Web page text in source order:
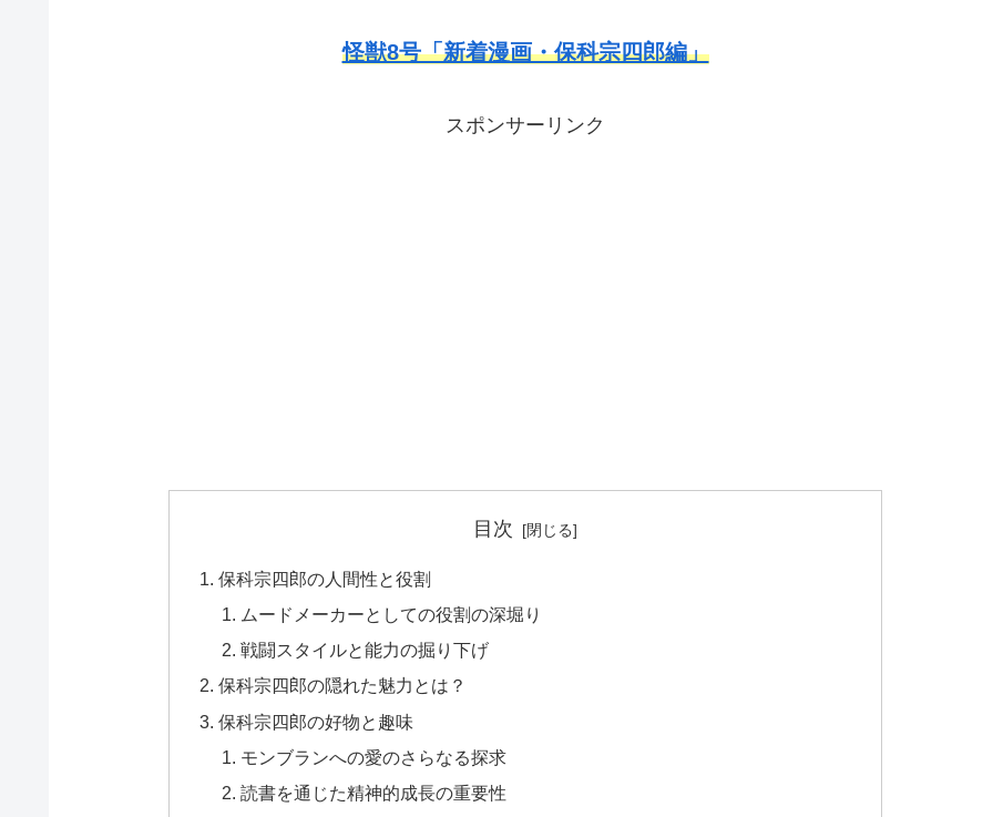
怪獣8号「新着漫画・保科宗四郎編」
スポンサーリンク
目次
保科宗四郎の人間性と役割
ムードメーカーとしての役割の深堀り
戦闘スタイルと能力の掘り下げ
保科宗四郎の隠れた魅力とは？
保科宗四郎の好物と趣味
モンブランへの愛のさらなる探求
読書を通じた精神的成長の重要性